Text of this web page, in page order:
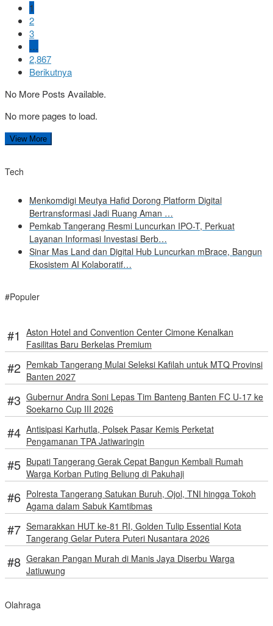
1
2
3
…
2,867
Berikutnya
No More Posts Available.
No more pages to load.
View More
Tech
Menkomdigi Meutya Hafid Dorong Platform Digital
Bertransformasi Jadi Ruang Aman …
Pemkab Tangerang Resmi Luncurkan IPO-T, Perkuat
Layanan Informasi Investasi Berb…
Sinar Mas Land dan Digital Hub Luncurkan mBrace, Bangun
Ekosistem AI Kolaboratif…
#Populer
Aston Hotel and Convention Center Cimone Kenalkan
Fasilitas Baru Berkelas Premium
Pemkab Tangerang Mulai Seleksi Kafilah untuk MTQ Provinsi
Banten 2027
Gubernur Andra Soni Lepas Tim Banteng Banten FC U-17 ke
Soekarno Cup III 2026
Antisipasi Karhutla, Polsek Pasar Kemis Perketat
Pengamanan TPA Jatiwaringin
Bupati Tangerang Gerak Cepat Bangun Kembali Rumah
Warga Korban Puting Beliung di Pakuhaji
Polresta Tangerang Satukan Buruh, Ojol, TNI hingga Tokoh
Agama dalam Sabuk Kamtibmas
Semarakkan HUT ke-81 RI, Golden Tulip Essential Kota
Tangerang Gelar Putera Puteri Nusantara 2026
Gerakan Pangan Murah di Manis Jaya Diserbu Warga
Jatiuwung
Olahraga